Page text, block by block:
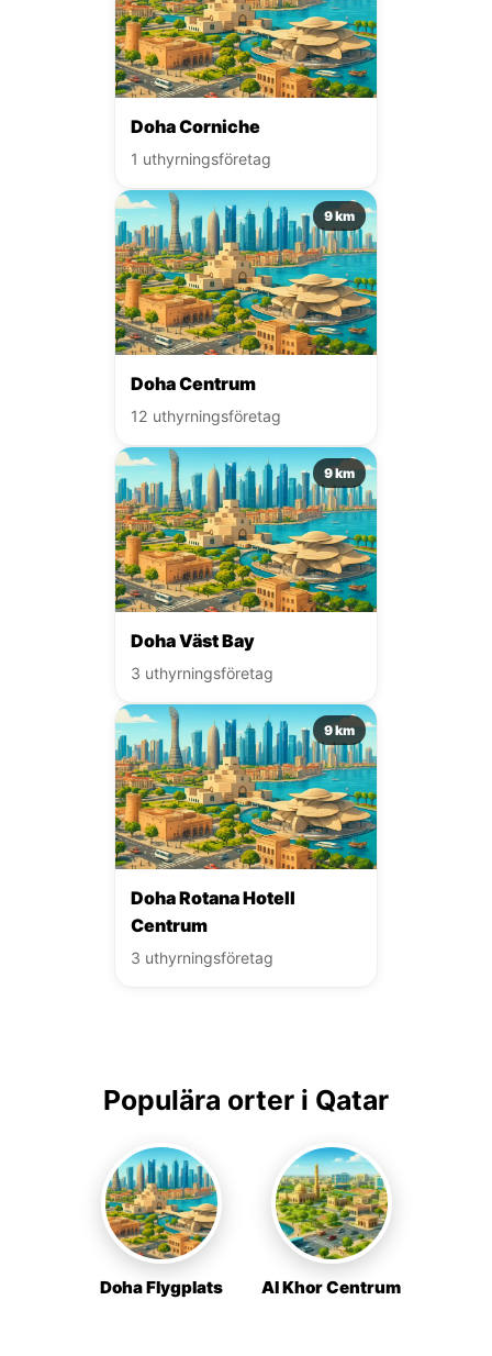
Doha Corniche
1 uthyrningsföretag
9 km
Doha Centrum
12 uthyrningsföretag
9 km
Doha Väst Bay
3 uthyrningsföretag
9 km
Doha Rotana Hotell
Centrum
3 uthyrningsföretag
Populära orter i Qatar
Doha Flygplats Al Khor Centrum